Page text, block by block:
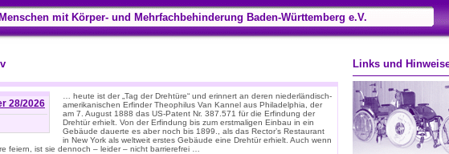
mit Körper- und Mehrfachbehinderung Baden-Württemberg e.V.
28/2026
… heute ist der „Tag der Drehtüre“ und erinnert an deren niederländisch-
amerikanischen Erfinder Theophilus Van Kannel aus Philadelphia, der
am 7. August 1888 das US-Patent Nr. 387.571 für die Erfindung der
Drehtür erhielt. Von der Erfindung bis zum erstmaligen Einbau in ein
Gebäude dauerte es aber noch bis 1899., als das Rector’s Restaurant
in New York als weltweit erstes Gebäude eine Drehtür erhielt. Auch wenn
feiern, ist sie dennoch – leider – nicht barrierefrei …
Links und